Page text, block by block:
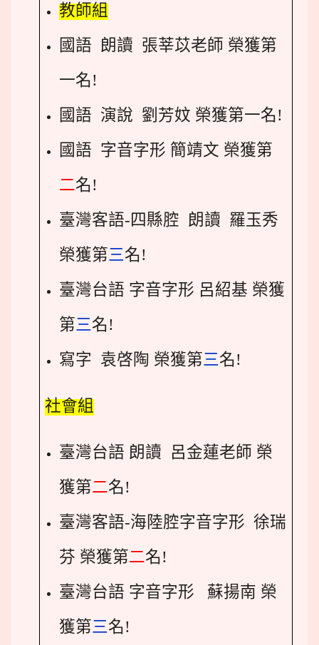
教師組
國語 朗讀 張莘苡老師 榮獲第
一名!
國語 演說 劉芳妏 榮獲第一名!
國語 字音字形 簡靖文 榮獲第
二名!
臺灣客語-四縣腔 朗讀 羅玉秀
榮獲第三名!
臺灣台語 字音字形 呂紹基 榮獲
第三名!
寫字 袁啓陶 榮獲第三名!
社會組
臺灣台語 朗讀 呂金蓮老師 榮
獲第二名!
臺灣客語-海陸腔字音字形 徐瑞
芬 榮獲第二名!
臺灣台語 字音字形 蘇揚南 榮
獲第三名!